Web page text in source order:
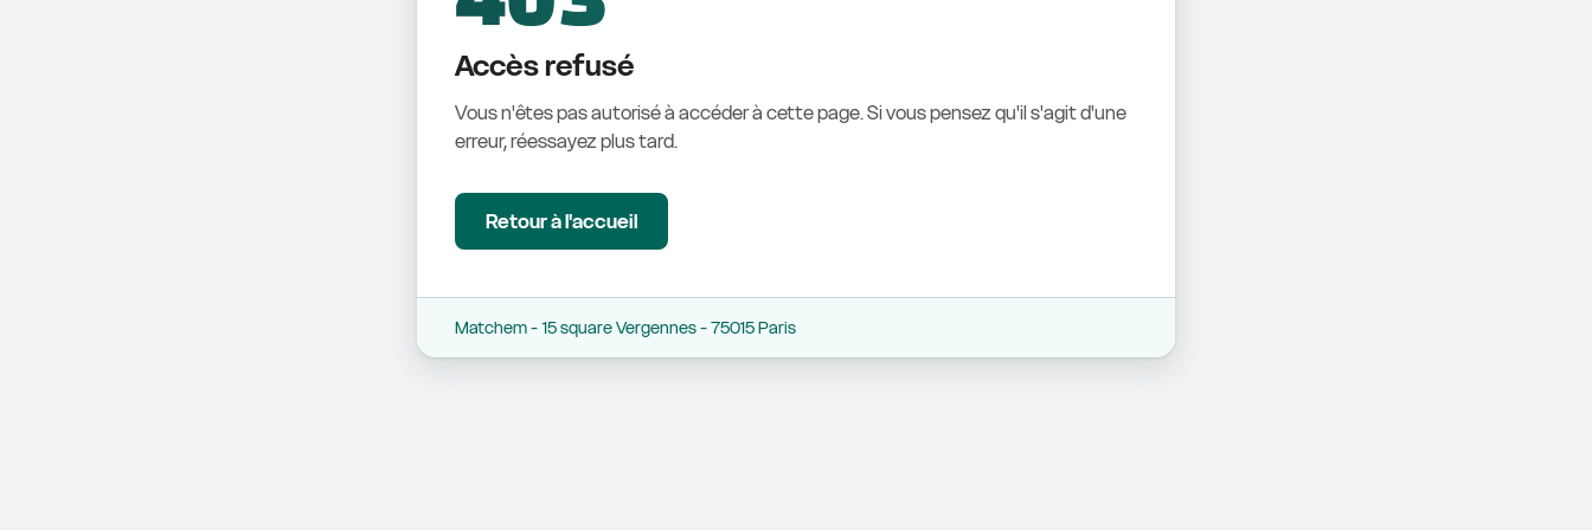
Accès refusé
Vous n'êtes pas autorisé à accéder à cette page. Si vous pensez qu'il s'agit d'une
erreur, réessayez plus tard.
Retour à l'accueil
Matchem - 15 square Vergennes - 75015 Paris